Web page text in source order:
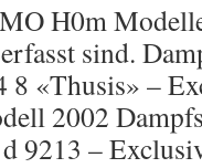
H0m
sind.
8 «Thusis» –
2002
d 9213 –